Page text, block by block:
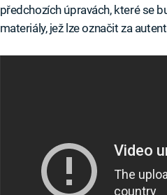
předchozích úpravách, které se
materiály, jež lze označit za